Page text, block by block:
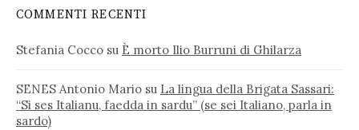
COMMENTI RECENTI
Stefania Cocco su È morto Ilio Burruni di Ghilarza
SENES Antonio Mario su La lingua della Brigata Sassari:
“Si ses Italianu, faedda in sardu” (se sei Italiano, parla in
sardo)